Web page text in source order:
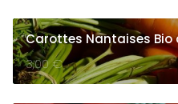
productive)
Carottes Nantaises Bio
3,00€